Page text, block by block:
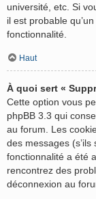
université, etc. Si
il est probable
fonctionnalité.
Haut
À quoi sert «
Cette option vous
phpBB 3.3 qui
au forum. Les
des messages
fonctionnalité a été
rencontrez des
déconnexion au